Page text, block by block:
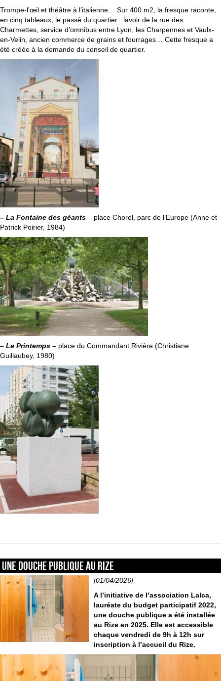
Trompe-l’œil et théâtre à l’italienne… Sur 400 m2, la fresque raconte,
en cinq tableaux, le passé du quartier : lavoir de la rue des
Charmettes, service d’omnibus entre Lyon, les Charpennes et Vaulx-
en-Velin, ancien commerce de grains et fourrages… Cette fresque a
été créée à la demande du conseil de quartier.
– La Fontaine des géants – place Chorel, parc de l’Europe (Anne et
Patrick Poirier, 1984)
– Le Printemps – place du Commandant Rivière (Christiane
Guillaubey, 1980)
Une douche publique au Rize
[01/04/2026]
A l’initiative de l’association Lalca,
lauréate du budget participatif 2022,
une douche publique a été installée
au Rize en 2025. Elle est accessible
chaque vendredi de 9h à 12h sur
inscription à l’accueil du Rize.